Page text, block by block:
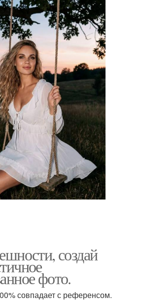
создай
фото.
совпадает с референсом.